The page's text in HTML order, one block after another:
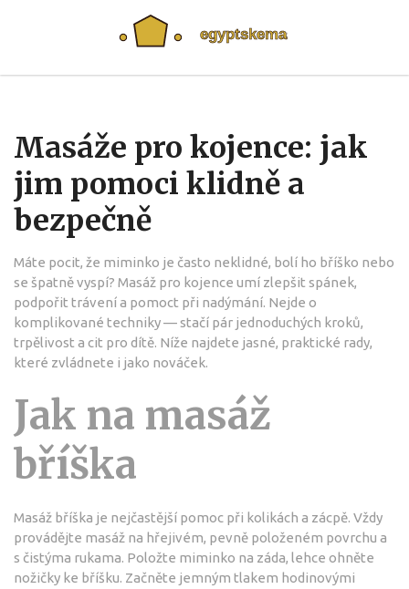
Masáže pro kojence: jak
jim pomoci klidně a
bezpečně
Máte pocit, že miminko je často neklidné, bolí ho bříško nebo
se špatně vyspí? Masáž pro kojence umí zlepšit spánek,
podpořit trávení a pomoct při nadýmání. Nejde o
komplikované techniky — stačí pár jednoduchých kroků,
trpělivost a cit pro dítě. Níže najdete jasné, praktické rady,
které zvládnete i jako nováček.
Jak na masáž
bříška
Masáž bříška je nejčastější pomoc při kolikách a zácpě. Vždy
provádějte masáž na hřejivém, pevně položeném povrchu a
s čistýma rukama. Položte miminko na záda, lehce ohněte
nožičky ke bříšku. Začněte jemným tlakem hodinovými